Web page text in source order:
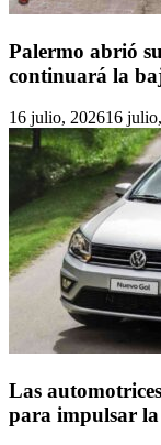
Palermo abrió
continuará la
16 julio, 202616
Las
para impulsar